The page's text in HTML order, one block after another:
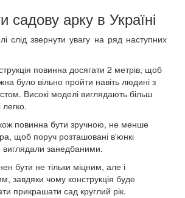
садову арку в Україні
слід звернути увагу на ряд наступних
повинна досягати 2 метрів, щоб
було вільно пройти навіть людині з
Високі моделі виглядають більш
легко.
повинна бути зручною, не менше
щоб поруч розташовані в'юнкі
занедбаними.
бути не тільки міцним, але і
завдяки чому конструкція буде
прикрашати сад круглий рік.